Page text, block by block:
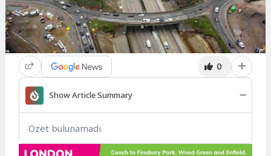
0
Show Article Summary
Özet bulunamadı.